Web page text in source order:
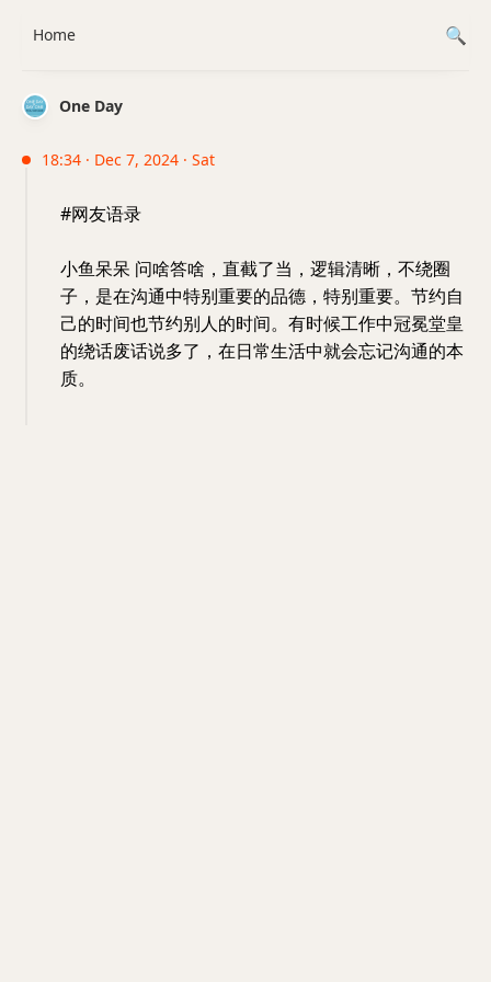
One Day
18:34 · Dec 7, 2024 · Sat
#网友语录
小鱼呆呆 问啥答啥，直截了当，逻辑清晰，不绕圈
子，是在沟通中特别重要的品德，特别重要。节约自
己的时间也节约别人的时间。有时候工作中冠冕堂皇
的绕话废话说多了，在日常生活中就会忘记沟通的本
质。 ​​​
Home